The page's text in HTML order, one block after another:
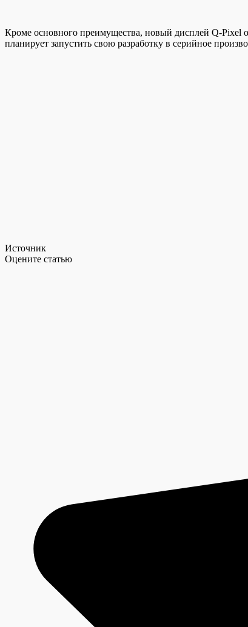
Кроме основного преимущества, новый дисплей Q-Pixel
планирует запустить свою разработку в серийное
Источник
Оцените статью